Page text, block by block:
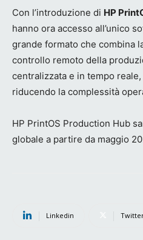
Con l’introduzione di HP
hanno ora accesso all’unico
grande formato che combina
controllo remoto della
centralizzata e in tempo
riducendo la complessità
HP PrintOS Production Hub
globale a partire da maggio
Linkedin